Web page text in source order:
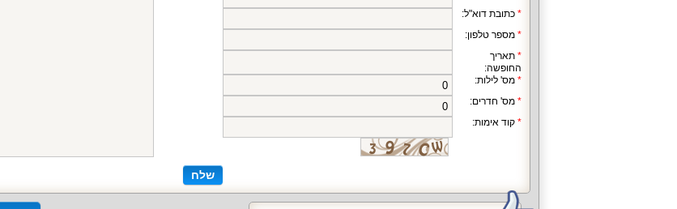
כתובת דוא"ל:
מספר טלפון:
תאריך
החופשה:
מס' לילות:
מס' חדרים:
קוד אימות:
שלח